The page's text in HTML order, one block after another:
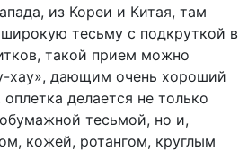
из Кореи и Китая, там
тесьму с подкруткой в
такой прием можно
хау», дающим очень хороший
оплетка делается не только
тесьмой, но и,
кожей, ротангом, круглым